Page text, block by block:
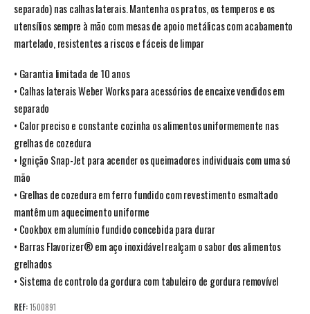
separado) nas calhas laterais. Mantenha os pratos, os temperos e os
utensílios sempre à mão com mesas de apoio metálicas com acabamento
martelado, resistentes a riscos e fáceis de limpar
• Garantia limitada de 10 anos
• Calhas laterais Weber Works para acessórios de encaixe vendidos em
separado
• Calor preciso e constante cozinha os alimentos uniformemente nas
grelhas de cozedura
• Ignição Snap-Jet para acender os queimadores individuais com uma só
mão
• Grelhas de cozedura em ferro fundido com revestimento esmaltado
mantêm um aquecimento uniforme
• Cookbox em alumínio fundido concebida para durar
• Barras Flavorizer® em aço inoxidável realçam o sabor dos alimentos
grelhados
• Sistema de controlo da gordura com tabuleiro de gordura removível
REF:1500891